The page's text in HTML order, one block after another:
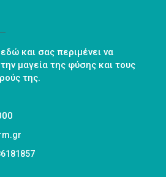
και σας περιμένει να
μαγεία της φύσης και τους
της.